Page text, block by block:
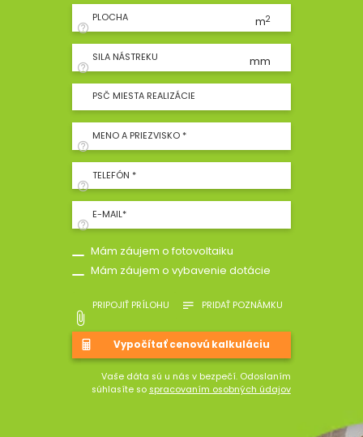
PLOCHA m2
SILA NÁSTREKU mm
PSČ MIESTA REALIZÁCIE
MENO A PRIEZVISKO *
TELEFÓN *
E-MAIL*
Mám záujem o fotovoltaiku
Mám záujem o vybavenie dotácie
PRIPOJIŤ PRÍLOHU PRIDAŤ POZNÁMKU
Vaše dáta sú u nás v bezpečí. Odoslaním
súhlasíte so spracovaním osobných údajov